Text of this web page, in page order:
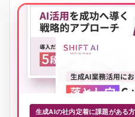
生成AIの社内定着に課題がある